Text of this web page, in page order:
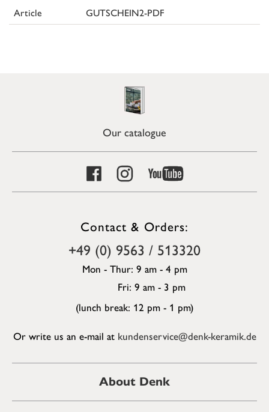
Article GUTSCHEIN2-PDF
Our catalogue
Contact & Orders:
+49 (0) 9563 / 513320
Mon - Thur: 9 am - 4 pm
Fri: 9 am - 3 pm
(lunch break: 12 pm - 1 pm)
Or write us an e-mail at kundenservice@denk-keramik.de
About Denk